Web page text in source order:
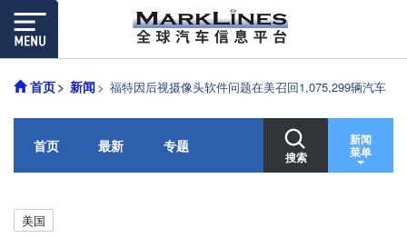
首页 新闻 福特因后视摄像头软件问题在美召回1,075,299辆汽车
首页 最新 专题
搜索
新闻
菜单
美国